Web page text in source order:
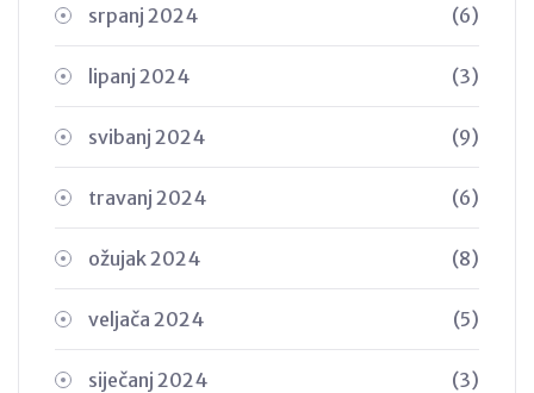
srpanj 2024 (6)
lipanj 2024 (3)
svibanj 2024 (9)
travanj 2024 (6)
ožujak 2024 (8)
veljača 2024 (5)
siječanj 2024 (3)